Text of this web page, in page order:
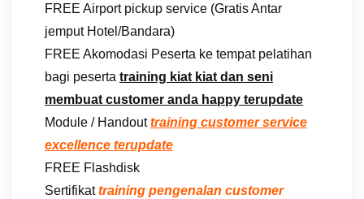
FREE Airport pickup service (Gratis Antar
jemput Hotel/Bandara)
FREE Akomodasi Peserta ke tempat pelatihan
bagi peserta training kiat kiat dan seni
membuat customer anda happy terupdate
Module / Handouttraining customer service
excellence terupdate
FREE Flashdisk
Sertifikattraining pengenalan customer